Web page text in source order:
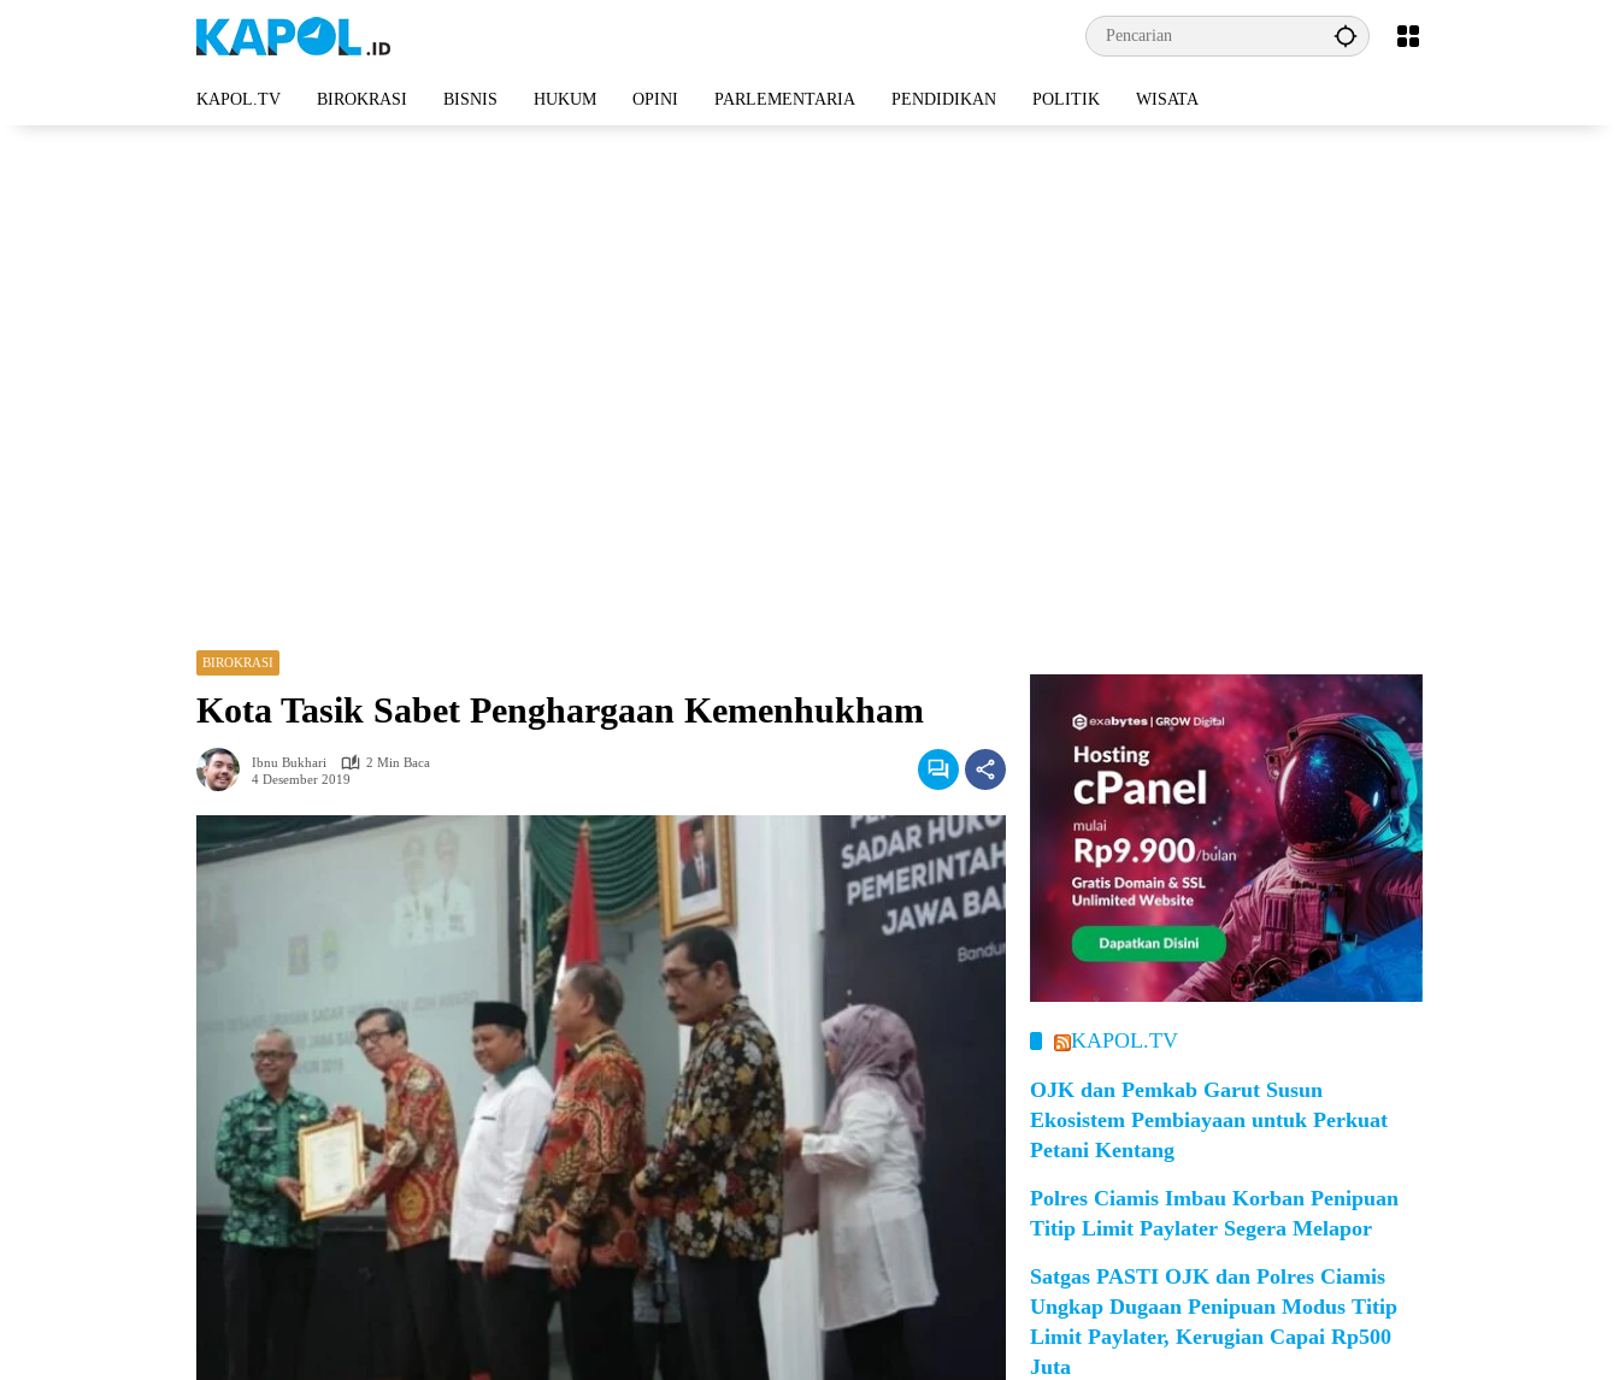
KAPOL.TV BIROKRASI BISNIS HUKUM OPINI PARLEMENTARIA PENDIDIKAN POLITIK WISATA
BIROKRASI
Kota Tasik Sabet Penghargaan Kemenhukham
Ibnu Bukhari
2 Min Baca
4 Desember 2019
KAPOL.TV
OJK dan Pemkab Garut Susun
Ekosistem Pembiayaan untuk Perkuat
Petani Kentang
Polres Ciamis Imbau Korban Penipuan
Titip Limit Paylater Segera Melapor
Satgas PASTI OJK dan Polres Ciamis
Ungkap Dugaan Penipuan Modus Titip
Limit Paylater, Kerugian Capai Rp500
Juta